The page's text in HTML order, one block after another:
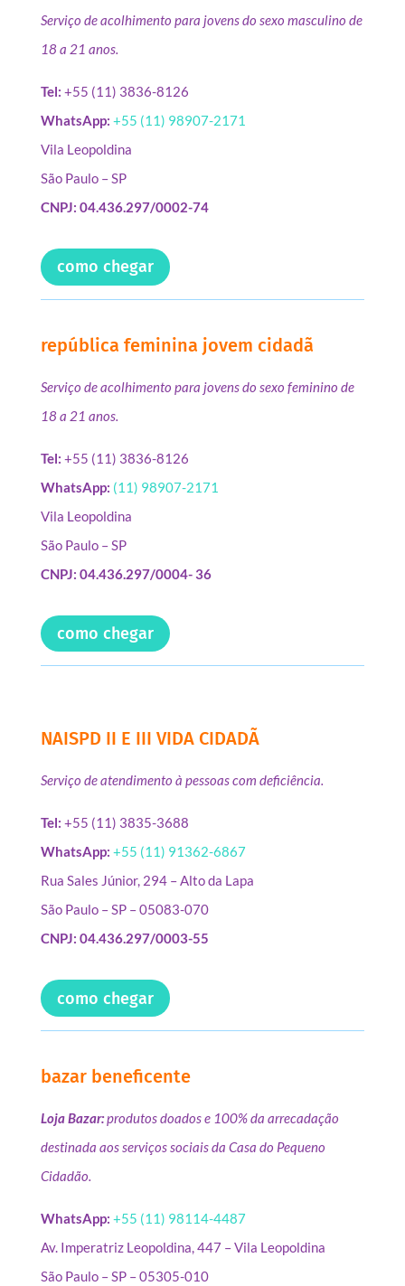
Serviço de acolhimento para jovens do sexo masculino de
18 a 21 anos.
Tel: +55 (11) 3836-8126
WhatsApp: +55 (11) 98907-2171
Vila Leopoldina
São Paulo – SP
CNPJ: 04.436.297/0002-74
como chegar
república feminina jovem cidadã
Serviço de acolhimento para jovens do sexo feminino de
18 a 21 anos.
Tel: +55 (11) 3836-8126
WhatsApp: (11) 98907-2171
Vila Leopoldina
São Paulo – SP
CNPJ: 04.436.297/0004- 36
como chegar
NAISPD II E III VIDA CIDADÃ
Serviço de atendimento à pessoas com deficiência.
Tel: +55 (11) 3835-3688
WhatsApp: +55 (11) 91362-6867
Rua Sales Júnior, 294 – Alto da Lapa
São Paulo – SP – 05083-070
CNPJ: 04.436.297/0003-55
como chegar
bazar beneficente
Loja Bazar:produtos doados e 100% da arrecadação
destinada aos serviços sociais da Casa do Pequeno
Cidadão.
WhatsApp: +55 (11) 98114-4487
Av. Imperatriz Leopoldina, 447 – Vila Leopoldina
São Paulo – SP – 05305-010